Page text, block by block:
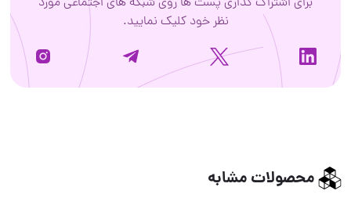
نظر خود کلیک نمایید.
محصولات مشابه